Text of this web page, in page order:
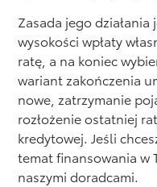
Zasada jego
wysokości wpłaty
ratę, a na koniec
wariant zakończenia
nowe, zatrzymanie
rozłożenie ostatniej
kredytowej. Jeśli
temat finansowania w
naszymi doradcami.